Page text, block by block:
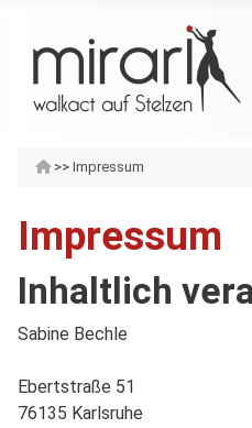
>> Impressum
Impressum
Inhaltlich
Sabine Bechle
Ebertstraße 51
76135 Karlsruhe